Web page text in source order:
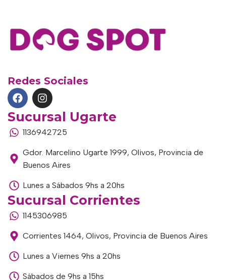
Redes Sociales
Sucursal Ugarte
1136942725
Gdor. Marcelino Ugarte 1999, Olivos, Provincia de
Buenos Aires
Lunes a Sábados 9hs a 20hs
Sucursal Corrientes
1145306985
Corrientes 1464, Olivos, Provincia de Buenos Aires
Lunes a Viernes 9hs a 20hs
Sábados de 9hs a 15hs